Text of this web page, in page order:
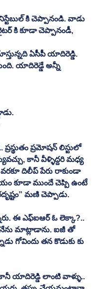
ఏసీపీ యాదిరెడ్డి.
పేరు రాకుండా
మణి చెప్పాడు.
గోవిందు తన కొడుకు కు
యాదిరెడ్డి లాంటి వాళ్ళు..